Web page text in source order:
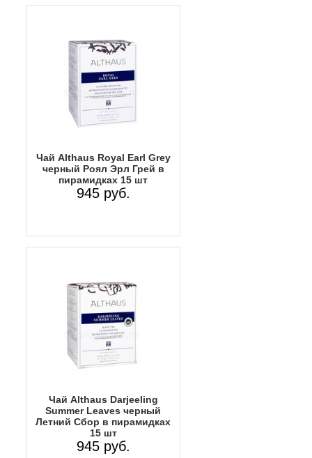
Чай Althaus Royal Earl Grey
черный Роял Эрл Грей в
пирамидках 15 шт
945 руб.
Чай Althaus Darjeeling
Summer Leaves черный
Летний Сбор в пирамидках
15 шт
945 руб.